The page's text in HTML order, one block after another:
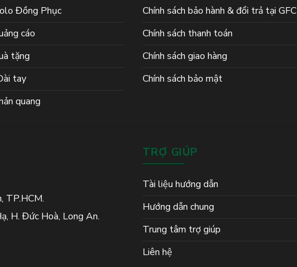
Đồng Phục
cáo
tặng
tay
quang
Chính sách bảo hành & đổi trả tại GFC
Chính sách thanh toán
Chính sách giao hàng
Chính sách bảo mật
TP.HCM.
H. Đức Hoà, Long An.
TRỢ GIÚP
Tài liệu hướng dẫn
Hướng dẫn chung
Trung tâm trợ giúp
Liên hệ